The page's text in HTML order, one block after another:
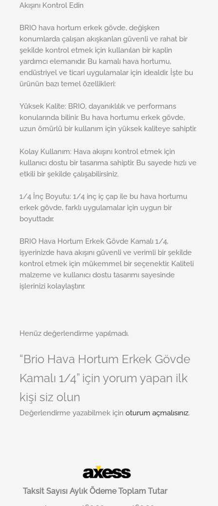
Akışını Kontrol Edin
BRIO hava hortum erkek gövde, değişken
konumlarda çalışan akışkanları güvenli ve rahat bir
şekilde kontrol etmek için kullanılan bir kaplin
yardımcı elemanıdır. Bu kamalı hava hortumu,
endüstriyel ve ticari uygulamalar için idealdir. İşte bu
ürünün bazı temel özellikleri:
Yüksek Kalite: BRIO, dayanıklılık ve performans
konularında bilinir. Bu hava hortumu erkek gövde,
uzun ömürlü bir kullanım için yüksek kaliteye sahiptir.
Kolay Kullanım: Hava akışını kontrol etmek için
kullanıcı dostu bir tasarıma sahiptir. Bu sayede hızlı ve
etkili bir şekilde çalışabilirsiniz.
1/4 İnç Boyutu: 1/4 inç iç çap ile bu hava hortumu
erkek gövde, farklı uygulamalar için uygun bir
boyuttadır.
BRIO Hava Hortum Erkek Gövde Kamalı 1/4,
işyerinizde hava akışını güvenli ve verimli bir şekilde
kontrol etmek için mükemmel bir seçenektir. Kaliteli
malzeme ve kullanıcı dostu tasarımı sayesinde
işlerinizi kolaylaştırır.
Henüz değerlendirme yapılmadı.
“Brio Hava Hortum Erkek Gövde
Kamalı 1/4” için yorum yapan ilk
kişi siz olun
Değerlendirme yazabilmek için oturum açmalısınız.
Taksit Sayısı Aylık Ödeme Toplam Tutar